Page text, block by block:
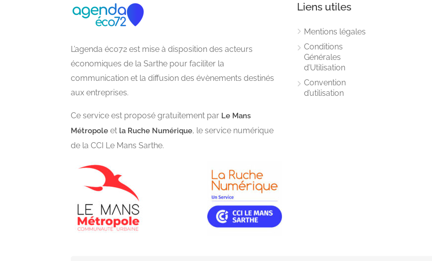
L’agenda éco72 est mise à disposition des acteurs
économiques de la Sarthe pour faciliter la
communication et la diffusion des évènements destinés
aux entreprises.
Ce service est proposé gratuitement par Le Mans
Métropole et la Ruche Numérique, le service numérique
de la CCI Le Mans Sarthe.
Liens utiles
Mentions légales
Conditions
Générales
d’Utilisation
Convention
d’utilisation